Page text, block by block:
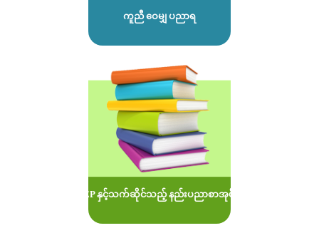
ကူညီ ဝေမျှ ပညာရ
MOEP နှင့်သက်ဆိုင်သည့် နည်းပညာစာအုပ်များ